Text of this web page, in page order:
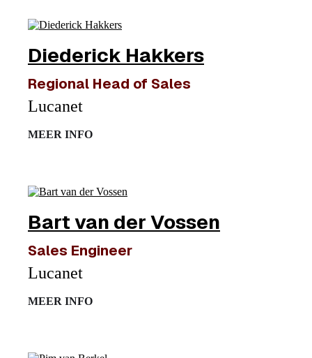
Diederick Hakkers
Regional Head of Sales
Lucanet
MEER INFO
Bart van der Vossen
Sales Engineer
Lucanet
MEER INFO